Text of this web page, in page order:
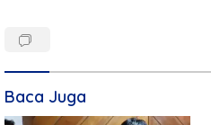
Baca Juga